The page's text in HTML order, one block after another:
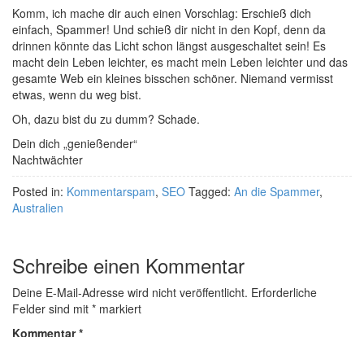
Komm, ich mache dir auch einen Vorschlag: Erschieß dich
einfach, Spammer! Und schieß dir nicht in den Kopf, denn da
drinnen könnte das Licht schon längst ausgeschaltet sein! Es
macht dein Leben leichter, es macht mein Leben leichter und das
gesamte Web ein kleines bisschen schöner. Niemand vermisst
etwas, wenn du weg bist.
Oh, dazu bist du zu dumm? Schade.
Dein dich „genießender“
Nachtwächter
Posted in: Kommentarspam, SEO Tagged: An die Spammer,
Australien
Schreibe einen Kommentar
Deine E-Mail-Adresse wird nicht veröffentlicht. Erforderliche
Felder sind mit * markiert
Kommentar*